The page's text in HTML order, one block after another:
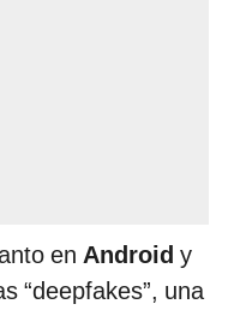
en Android y
“deepfakes”, una